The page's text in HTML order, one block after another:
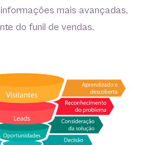
mais avançadas,
do funil de vendas.